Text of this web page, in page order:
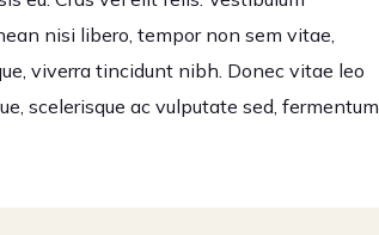
nisi libero, tempor non sem vitae,
viverra tincidunt nibh. Donec vitae leo
scelerisque ac vulputate sed, fermentum